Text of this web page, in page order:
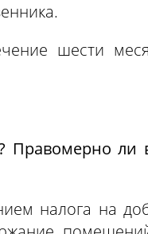
шести
ли
налога на